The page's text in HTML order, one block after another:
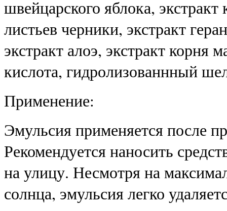
швейцарского яблока,
листьев черники, экстракт
экстракт алоэ, экстракт корня
кислота, гидролизованнный
Применение:
Эмульсия применяется после
Рекомендуется наносить
на улицу. Несмотря на
солнца, эмульсия легко